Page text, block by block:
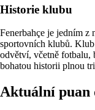
Historie klubu
Fenerbahçe je jedním z
sportovních klubů.
odvětví, včetně fotbalu,
bohatou historii plnou
Aktuální puan